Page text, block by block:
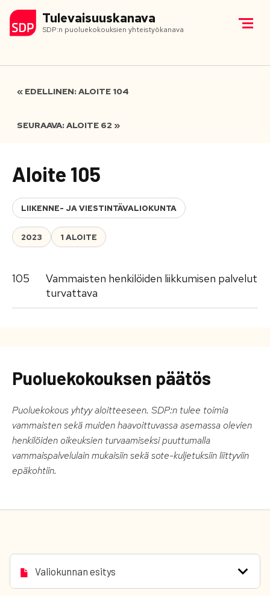
Tulevaisuuskanava
SDP:n puoluekokouksien yhteistyökanava
« EDELLINEN: ALOITE 104
SEURAAVA: ALOITE 62 »
Aloite 105
LIIKENNE- JA VIESTINTÄVALIOKUNTA
2023 1 ALOITE
105
Vammaisten henkilöiden liikkumisen palvelut
turvattava
Puoluekokouksen päätös
Puoluekokous yhtyy aloitteeseen. SDP:n tulee toimia
vammaisten sekä muiden haavoittuvassa asemassa olevien
henkilöiden oikeuksien turvaamiseksi puuttumalla
vammaispalvelulain mukaisiin sekä sote-kuljetuksiin liittyviin
epäkohtiin.
Valiokunnan esitys